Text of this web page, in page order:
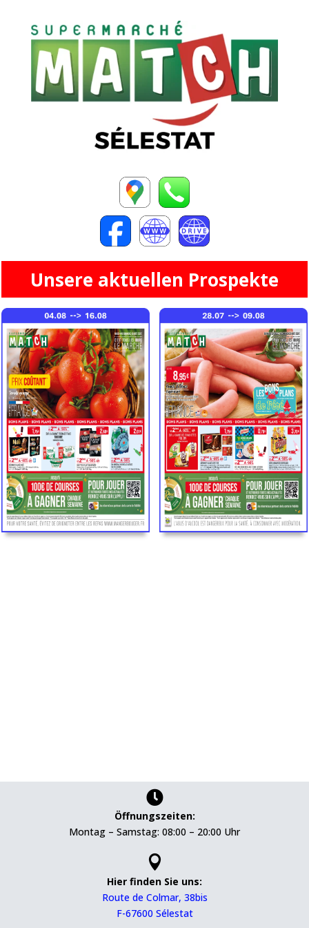
Unsere aktuellen Prospekte

Öffnungszeiten:
Montag – Samstag: 08:00 – 20:00 Uhr

Hier finden Sie uns:
Route de Colmar, 38bis
F-67600 Sélestat